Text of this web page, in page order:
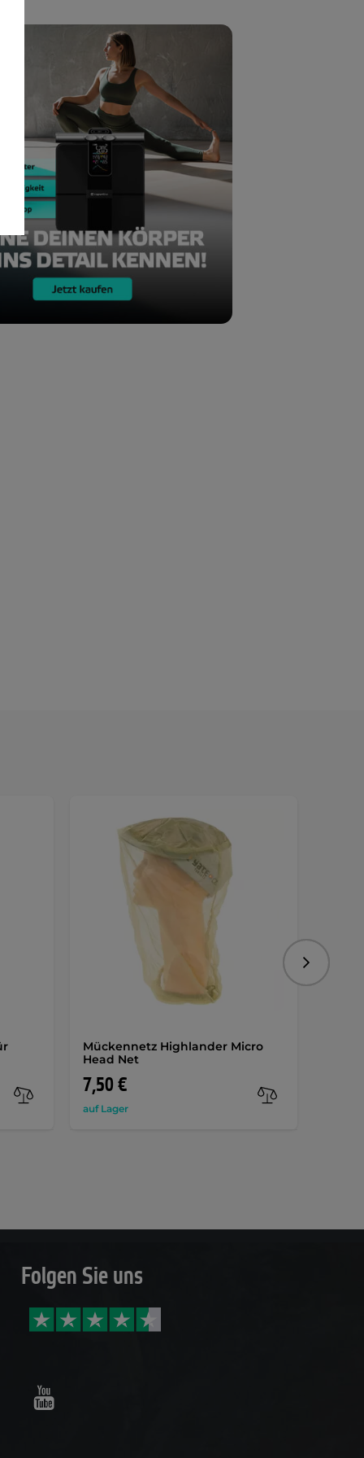
Mückennetz Highlander Micro
Head Net
7,50 €
auf Lager
Folgend
Folgen Sie uns
Youtube